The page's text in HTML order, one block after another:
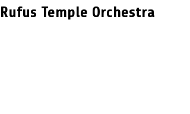
Rufus Temple Orchestra